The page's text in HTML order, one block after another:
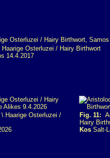
Osterluzei / Hairy Birthwort
14.4.2017
Haarige Osterluzei /
Fig. 11:
Hairy
Kos Salt-